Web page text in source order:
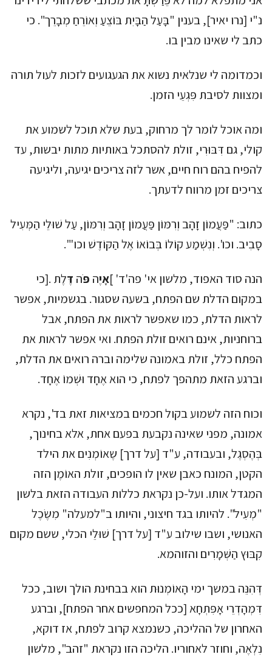
נ"י [נרו יאיר], בענין "בָּעַל הַבָּיִת בּוֹצֵעַ וְאוֹרֵחַ מְבָרֵך". כי
כתב לי שאינו מבין בו.
וכמדומה לי שנלאית נשוא את הגעגועים לזכות לעול תורה
ומצוות לסיבת פִּגְעֵי הזמן.
ומה אוכל לומר לך מרחוק, בעת שלא תוכל לשמוע את
קולי, גם דִּבּוּרִי, זולת להסתכל באותיות מתות יבשות, עד
להפיח בהם רוח חיים, אשר לזה צריכים יגיעה, וליגיעה
צריכים זמן מרווח לדעתך.
כתוב: "פַּעֲמוֹן זָהָב וְרִמּוֹן פַּעֲמוֹן זָהָב וְרִמּוֹן, עַל שׁוּלֵי הַמְּעִיל
סָבִיב. וכו'. וְנִשְׁמַע קוֹלוֹ בְּבוֹאוֹ אֶל הַקּוֹדֶשׁ וכו'".
הנה סוד האפוד, מלשון אי' פה'ד' ]אָיֶה פֹּה דֶּלֶת .[כי
במקום הדלת שם הפתח, בשעה שסגור. בגשמיות, אפשר
לראות הדלת, כמו שאפשר לראות את הפתח, אבל
ברוחניות, אינם רואים זולת הפתח. ואי אפשר לראות את
הפתח כלל, זולת באמונה שלימה וברה רואים את הדלת,
וברגע הזאת מתהפך לפתח, כי הוא אֶחָד וּשְׁמוֹ אֶחָד.
וכוח הזה לשמוע בקול חכמים במציאות זאת בד', נקרא
אמונה, מפני שאינה נקבעת בפעם אחת, אלא בחינוך,
בְּהֶסְגֶל, ובעבודה, ע"ד [על דרך] שֶאוֹמְנִים את הילד
הקטן, המונח כאבן שאין לו הופכים, זולת האוֹמֶן הזה
המגדל אותו. ועל-כן נקראת כללות העבודה הזאת בלשון
"מְעִיל". להיותו בגד חיצוני, והיותו ב"למעלה" מִשֶׂכֶל
האנושי, ושבו שילוב ע"ד [על דרך] שׁוּלֵי הכלי, ששם מקום
קִבּוּץ הַשְּׁמָרִים והזוהמא.
דְּהִנֵּה במשך ימי הָאוֹמְנוּת הוא בבחינת הולך ושוב, ככל
דִּמְהָדְרֵי אָפִּתְחָא [ככל המחפשים אחר הפתח], וברגע
האחרון של ההליכה, כשנמצא קרוב לפתח, אז דוקא,
נִלְאֶה, וחוזר לאחוריו. הליכה הזו נקראת "זהב", מלשון